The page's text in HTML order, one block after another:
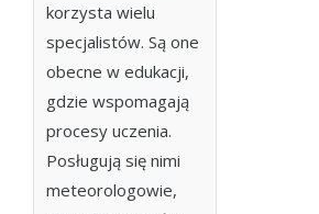
korzysta wielu
specjalistów. Są one
obecne w edukacji,
gdzie wspomagają
procesy uczenia.
Posługują się nimi
meteorologowie,